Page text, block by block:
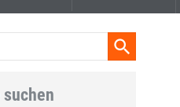
suchen